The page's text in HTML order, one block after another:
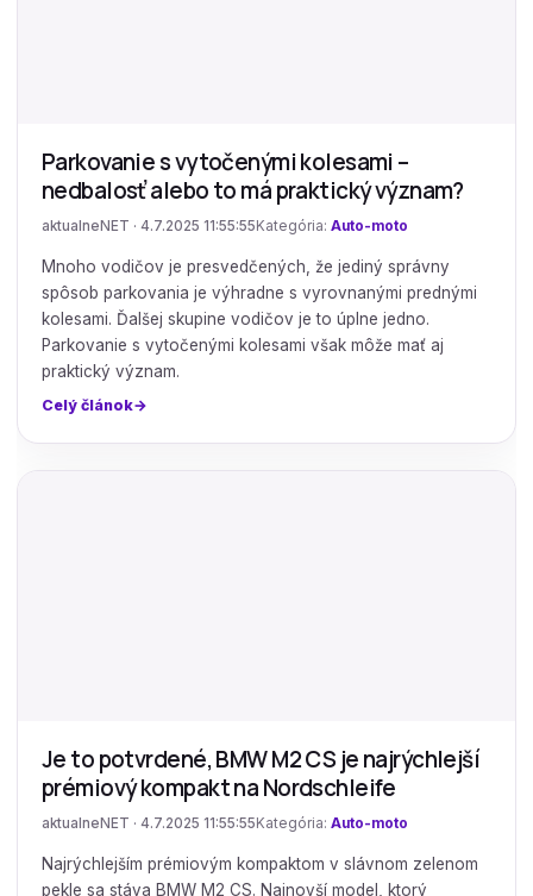
Parkovanie s vytočenými kolesami –
nedbalosť alebo to má praktický význam?
aktualneNET · 4.7.2025 11:55:55 Kategória: Auto-moto
Mnoho vodičov je presvedčených, že jediný správny
spôsob parkovania je výhradne s vyrovnanými prednými
kolesami. Ďalšej skupine vodičov je to úplne jedno.
Parkovanie s vytočenými kolesami však môže mať aj
praktický význam.
Celý článok
Je to potvrdené, BMW M2 CS je najrýchlejší
prémiový kompakt na Nordschleife
aktualneNET · 4.7.2025 11:55:55 Kategória: Auto-moto
Najrýchlejším prémiovým kompaktom v slávnom zelenom
pekle sa stáva BMW M2 CS. Najnovší model, ktorý